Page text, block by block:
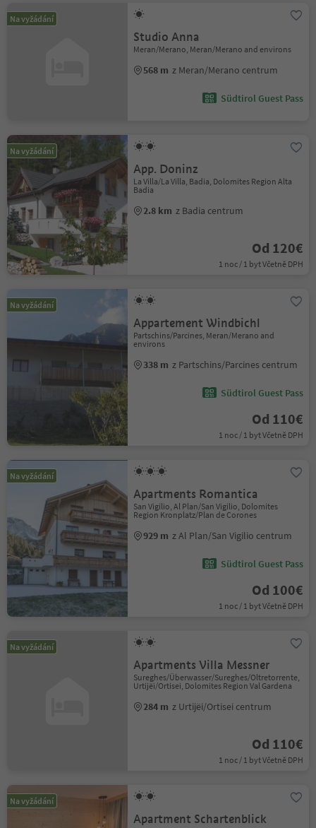
Na vyžádání
Studio Anna
Meran/Merano, Meran/Merano and environs
568 m z Meran/Merano centrum
Südtirol Guest Pass
Na vyžádání
App. Doninz
La Villa/La Villa, Badia, Dolomites Region Alta
Badia
2.8 km z Badia centrum
Od 120€
1 noc / 1 byt Včetně DPH
Na vyžádání
Appartement Windbichl
Partschins/Parcines, Meran/Merano and
environs
338 m z Partschins/Parcines centrum
Südtirol Guest Pass
Od 110€
1 noc / 1 byt Včetně DPH
Na vyžádání
Apartments Romantica
San Vigilio, Al Plan/San Vigilio, Dolomites
Region Kronplatz/Plan de Corones
929 m z Al Plan/San Vigilio centrum
Südtirol Guest Pass
Od 100€
1 noc / 1 byt Včetně DPH
Na vyžádání
Apartments Villa Messner
Sureghes/Überwasser/Sureghes/Oltretorrente,
Urtijëi/Ortisei, Dolomites Region Val Gardena
284 m z Urtijëi/Ortisei centrum
Od 110€
1 noc / 1 byt Včetně DPH
Na vyžádání
Apartment Schartenblick